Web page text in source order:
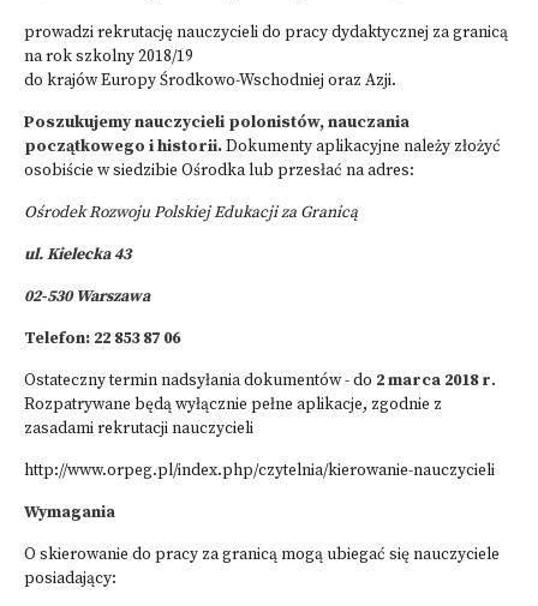
prowadzi rekrutację nauczycieli do pracy dydaktycznej za granicą
na rok szkolny 2018/19
do krajów Europy Środkowo-Wschodniej oraz Azji.
Poszukujemy nauczycieli polonistów, nauczania
początkowego i historii.Dokumenty aplikacyjne należy złożyć
osobiście w siedzibie Ośrodka lub przesłać na adres:
Ośrodek Rozwoju Polskiej Edukacji za Granicą
ul. Kielecka 43
02-530 Warszawa
Telefon: 22 853 87 06
Ostateczny termin nadsyłania dokumentów - do 2 marca 2018 r.
Rozpatrywane będą wyłącznie pełne aplikacje, zgodnie z
zasadami rekrutacji nauczycieli
http://www.orpeg.pl/index.php/czytelnia/kierowanie-nauczycieli
Wymagania
O skierowanie do pracy za granicą mogą ubiegać się nauczyciele
posiadający: